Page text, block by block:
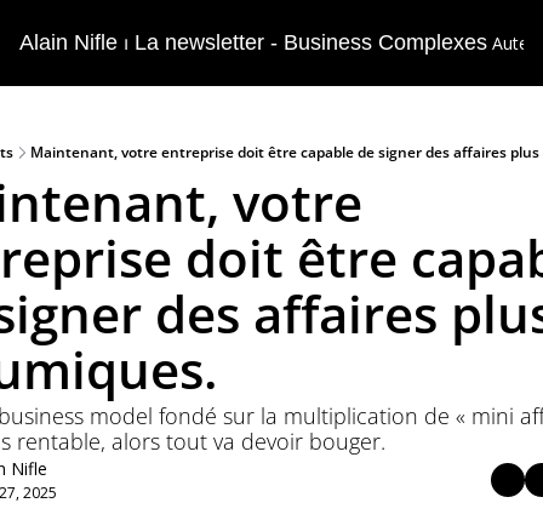
Alain Nifle ⏐ La newsletter - Business Complexes
Maintenant, votre entreprise doit être capable de signer des affaires plus
votre
doit être
des affaires
model fondé sur la multiplication de « mini
rentable, alors tout va devoir bouger.
Nifle
2025